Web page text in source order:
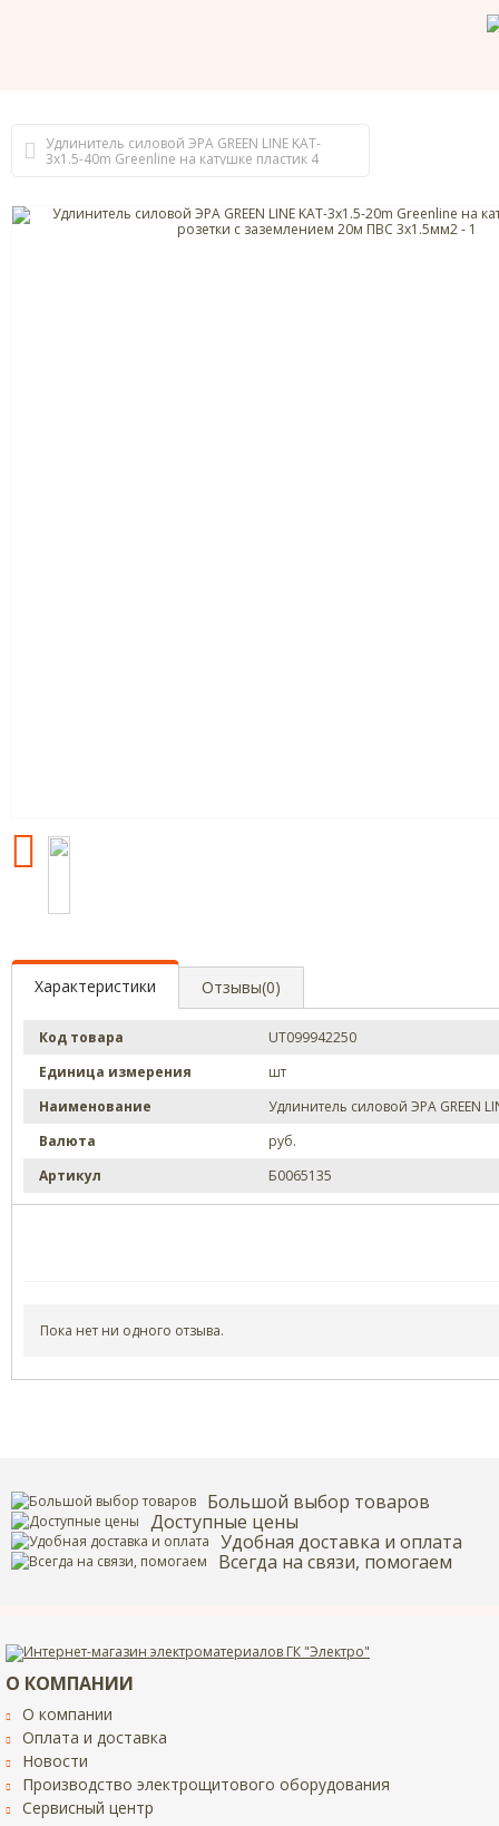
Удлинитель силовой ЭРА GREEN LINE KAT-
3x1.5-40m Greenline на катушке пластик 4
Характеристики Отзывы(0)
Код товара
UT099942250
Единица измерения
шт
Наименование
Удлинитель силовой ЭРА GREEN
Валюта
руб.
Артикул
Б0065135
Я даю согласие на обработку моих персональных данных
ОПУБЛИКОВАТЬ
Нажатием на кнопку «Опубликовать» я даю свое согласие на обработку
персональных данных в соответствии с
Пока нет ни одного отзыва.
Большой выбор товаров
Доступные цены
Удобная доставка и оплата
Всегда на связи, помогаем
О КОМПАНИИ
О компании
Оплата и доставка
Новости
Производство электрощитового оборудования
Сервисный центр